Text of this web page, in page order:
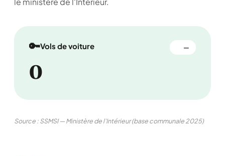
🔑Vols de voiture —
0
Source : SSMSI — Ministère de l'Intérieur (base communale 2025)